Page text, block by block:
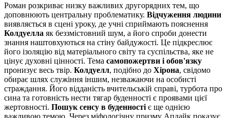
Роман розкриває низку важливих другорядних тем, що
доповнюють центральну проблематику. Відчуження людини
виявляється в сцені уроку, де учні сприймають пояснення
Колдуелла як беззмістовний шум, а його спроби донести
знання наштовхуються на стіну байдужості. Це підкреслює
його ізоляцію від матеріального світу та суспільства, яке не
цінує духовні цінності. Тема самопожертви і обов'язку
пронизує весь твір. Колдуелл, подібно до Хірона, свідомо
обирає шлях служіння іншим, незважаючи на особисті
страждання. Його відданість вчительській справі, турбота про
сина та готовність нести тягар буденності є проявами цієї
жертовності. Пошук сенсу в буденності є ще однією
важливою темою. Через міфологічну призму Апдайк показує,